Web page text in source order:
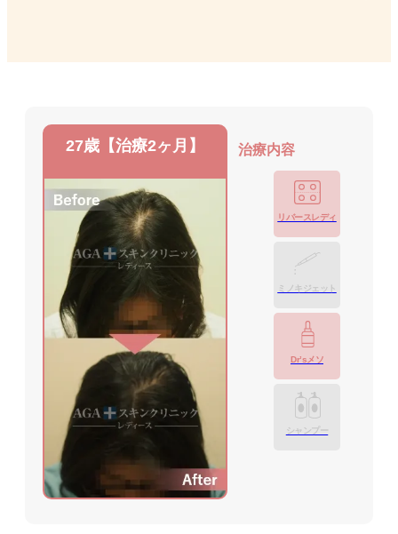
27歳【治療2ヶ月】 治療内容
リバースレディ
ミノキジェット
Dr’sメソ
シャンプー